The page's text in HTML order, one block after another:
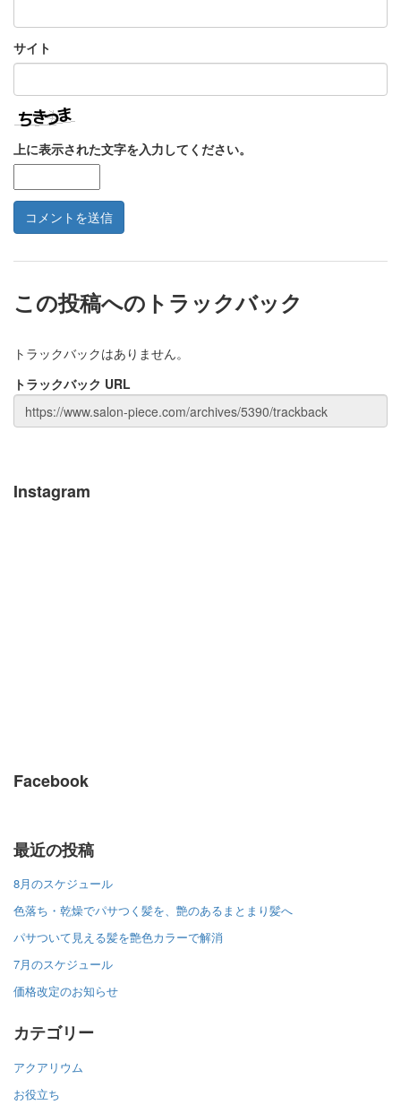
サイト
上に表示された文字を入力してください。
この投稿へのトラックバック
トラックバックはありません。
トラックバック URL
Instagram
Facebook
最近の投稿
8月のスケジュール
色落ち・乾燥でパサつく髪を、艶のあるまとまり髪へ
パサついて見える髪を艶色カラーで解消
7月のスケジュール
価格改定のお知らせ
カテゴリー
アクアリウム
お役立ち